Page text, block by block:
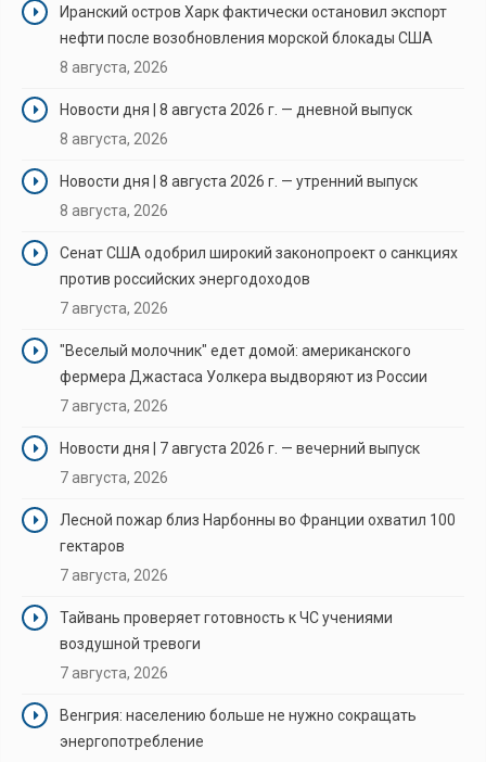
Иранский остров Харк фактически остановил экспорт
нефти после возобновления морской блокады США
8 августа, 2026
Новости дня | 8 августа 2026 г. — дневной выпуск
8 августа, 2026
Новости дня | 8 августа 2026 г. — утренний выпуск
8 августа, 2026
Сенат США одобрил широкий законопроект о санкциях
против российских энергодоходов
7 августа, 2026
"Веселый молочник" едет домой: американского
фермера Джастаса Уолкера выдворяют из России
7 августа, 2026
Новости дня | 7 августа 2026 г. — вечерний выпуск
7 августа, 2026
Лесной пожар близ Нарбонны во Франции охватил 100
гектаров
7 августа, 2026
Тайвань проверяет готовность к ЧС учениями
воздушной тревоги
7 августа, 2026
Венгрия: населению больше не нужно сокращать
энергопотребление